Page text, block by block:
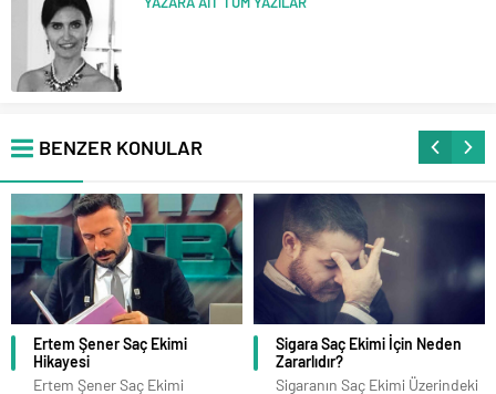
BENZER KONULAR
Ertem Şener Saç Ekimi
Hikayesi
Ertem Şener Saç Ekimi
Sigara Saç Ekimi İçin Neden
Zararlıdır?
Sigaranın Saç Ekimi Üzerindeki